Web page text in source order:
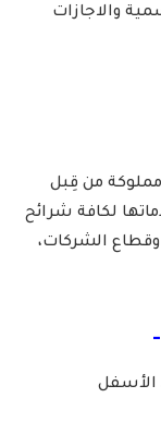
والاجازات
من قِبل
لكافة شرائح
الشركات،
الأسفل